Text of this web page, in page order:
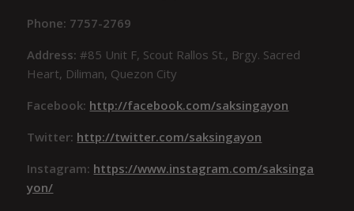
Phone: 7757-2769
Address:#85 Unit F, Scout Rallos St., Brgy. Sacred
Heart, Diliman, Quezon City
Facebook: http://facebook.com/saksingayon
Twitter: http://twitter.com/saksingayon
Instagram: https://www.instagram.com/saksinga
yon/